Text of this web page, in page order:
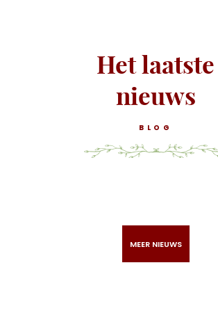
Het laatste
nieuws
BLOG
MEER NIEUWS